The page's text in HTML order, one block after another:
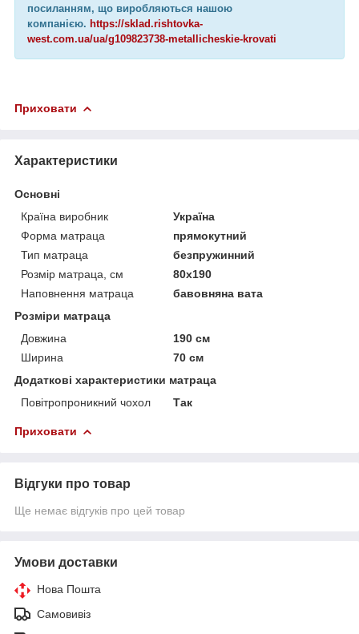
посиланням, що виробляються нашою
компанією. https://sklad.rishtovka-
west.com.ua/ua/g109823738-metallicheskie-krovati
Приховати
Характеристики
Основні
Країна виробник
Україна
Форма матраца
прямокутний
Тип матраца
безпружинний
Розмір матраца, см
80х190
Наповнення матраца
бавовняна вата
Розміри матраца
Довжина
190 см
Ширина
70 см
Додаткові характеристики матраца
Повітропроникний чохол
Так
Приховати
Відгуки про товар
Ще немає відгуків про цей товар
Умови доставки
Нова Пошта
Самовивіз